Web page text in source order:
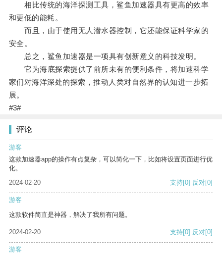
相比传统的海洋探测工具，鲨鱼加速器具有更高的效率
和更低的能耗。
而且，由于使用无人潜水器控制，它还能保证科学家的
安全。
总之，鲨鱼加速器是一项具有创新意义的科技发明。
它为海底探索提供了前所未有的便利条件，将加速科学
家们对海洋深处的探索，推动人类对自然界的认知进一步拓
展。
#3#
评论
游客
这款加速器app的操作有点复杂，可以简化一下，比如将设置页面进行优
化。
2024-02-20
支持[0] 反对[0]
游客
这款软件简直是神器，解决了我所有问题。
2024-02-20 支持[0] 反对[0]
游客